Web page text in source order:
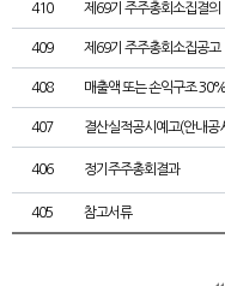
410 제69기 주주총회소집결의
409 제69기 주주총회소집공고
408 매출액 또는 손익구조
407 결산실적공시예고(안내공
406 정기주주총회결과
405 참고서류